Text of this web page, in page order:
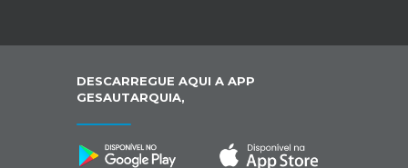
DESCARREGUE AQUI A APP
GESAUTARQUIA,